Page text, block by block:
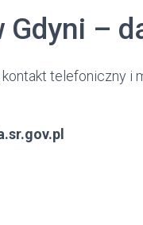
Gdyni –
telefoniczny i